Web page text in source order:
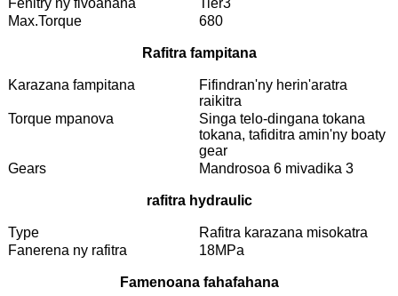
Fenitry ny fivoahana
Tier3
Max.Torque
680
Rafitra fampitana
Karazana fampitana
Fifindran'ny herin'aratra
raikitra
Torque mpanova
Singa telo-dingana tokana
tokana, tafiditra amin'ny boaty
gear
Gears
Mandrosoa 6 mivadika 3
rafitra hydraulic
Type
Rafitra karazana misokatra
Fanerena ny rafitra
18MPa
Famenoana fahafahana